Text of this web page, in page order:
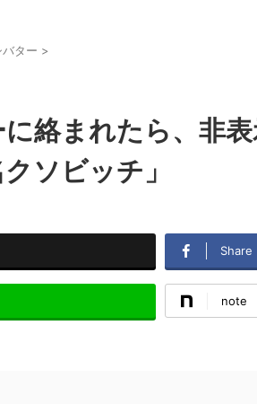
バター >
絡まれたら、非
ソビッチ」
Share
note